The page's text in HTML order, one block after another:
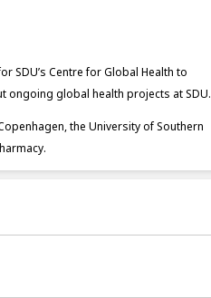
SDU’s Centre for Global Health to
ongoing global health projects at SDU.
the University of Southern